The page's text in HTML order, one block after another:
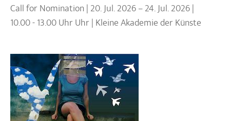
Call for Nomination | 20. Jul. 2026 – 24. Jul. 2026 |
10.00 - 13.00 Uhr Uhr | Kleine Akademie der Künste